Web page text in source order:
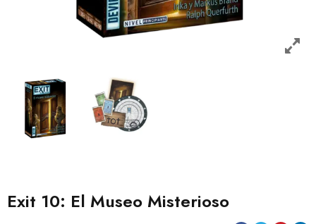
Exit 10: El Museo Misterioso